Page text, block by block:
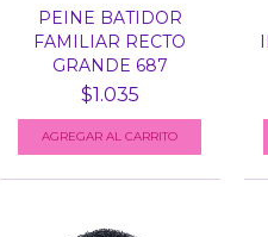
PEINE BATIDOR
FAMILIAR RECTO
GRANDE 687
$1.035
AGREGAR AL CARRITO